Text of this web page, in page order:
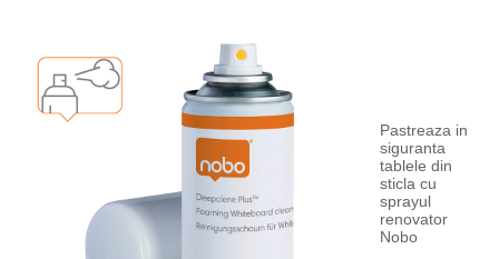
Pastreaza in
siguranta
tablele din
sticla cu
sprayul
renovator
Nobo